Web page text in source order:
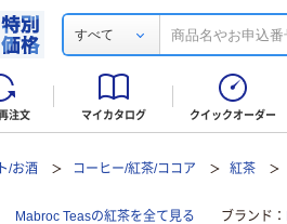
すべて
注文 マイカタログ クイックオーダー
/お酒 コーヒー/紅茶/ココア 紅茶
Mabroc Teasの紅茶を全て見る ブランド